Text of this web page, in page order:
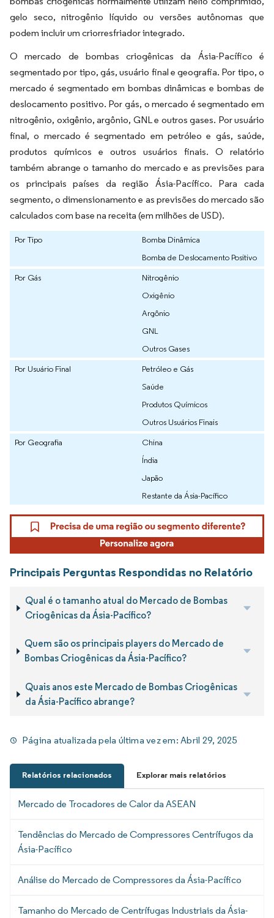
gelo seco, nitrogênio líquido ou versões autônomas que
podem incluir um criorresfriador integrado.
O mercado de bombas criogênicas da Ásia-Pacífico é
segmentado por tipo, gás, usuário final e geografia. Por tipo, o
mercado é segmentado em bombas dinâmicas e bombas de
deslocamento positivo. Por gás, o mercado é segmentado em
nitrogênio, oxigênio, argônio, GNL e outros gases. Por usuário
final, o mercado é segmentado em petróleo e gás, saúde,
produtos químicos e outros usuários finais. O relatório
também abrange o tamanho do mercado e as previsões para
os principais países da região Ásia-Pacífico. Para cada
segmento, o dimensionamento e as previsões do mercado são
calculados com base na receita (em milhões de USD).
Por Tipo
Bomba Dinâmica
Bomba de Deslocamento Positivo
Por Gás
Nitrogênio
Oxigênio
Argônio
GNL
Outros Gases
Por Usuário Final
Petróleo e Gás
Saúde
Produtos Químicos
Outros Usuários Finais
Por Geografia
China
Índia
Japão
Restante da Ásia-Pacífico
Principais Perguntas Respondidas no Relatório
Qual é o tamanho atual do Mercado de Bombas
Criogênicas da Ásia-Pacífico?
Quem são os principais players do Mercado de
Bombas Criogênicas da Ásia-Pacífico?
Quais anos este Mercado de Bombas Criogênicas
da Ásia-Pacífico abrange?
Página atualizada pela última vez em:Abril 29, 2025
Relatórios relacionados Explorar mais relatórios
Mercado de Trocadores de Calor da ASEAN
Tendências do Mercado de Compressores Centrífugos da
Ásia-Pacífico
Análise do Mercado de Compressores da Ásia-Pacífico
Tamanho do Mercado de Centrífugas Industriais da Ásia-